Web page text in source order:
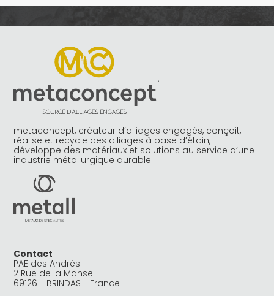
metaconcept, créateur d’alliages engagés, conçoit,
réalise et recycle des alliages à base d’étain,
développe des matériaux et solutions au service d’une
industrie métallurgique durable.
Contact
PAE des Andrés
2 Rue de la Manse
69126 - BRINDAS - France